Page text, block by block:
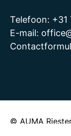
Telefoon: +31
E-mail:
© AUMA